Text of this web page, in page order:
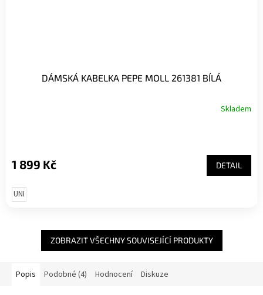
DÁMSKÁ KABELKA PEPE MOLL 261381 BÍLÁ
Skladem
1 899 Kč DETAIL
UNI
ZOBRAZIT VŠECHNY SOUVISEJÍCÍ PRODUKTY
Popis Podobné (4) Hodnocení Diskuze